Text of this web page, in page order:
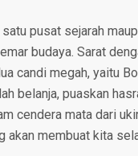
pusat sejarah
budaya. Sarat
candi megah, yaitu
belanja, puaskan
cendera mata dari
akan membuat kita